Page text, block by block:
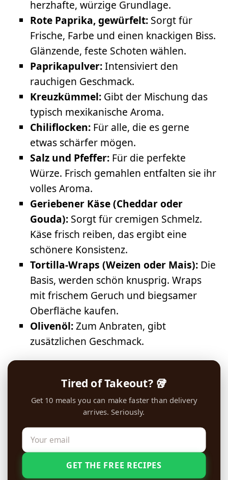
herzhafte, würzige Grundlage.
Rote Paprika, gewürfelt: Sorgt für
Frische, Farbe und einen knackigen Biss.
Glänzende, feste Schoten wählen.
Paprikapulver:Intensiviert den
rauchigen Geschmack.
Kreuzkümmel: Gibt der Mischung das
typisch mexikanische Aroma.
Chiliflocken: Für alle, die es gerne
etwas schärfer mögen.
Salz und Pfeffer: Für die perfekte
Würze. Frisch gemahlen entfalten sie ihr
volles Aroma.
Geriebener Käse (Cheddar oder
Gouda): Sorgt für cremigen Schmelz.
Käse frisch reiben, das ergibt eine
schönere Konsistenz.
Tortilla-Wraps (Weizen oder Mais): Die
Basis, werden schön knusprig. Wraps
mit frischem Geruch und biegsamer
Oberfläche kaufen.
Olivenöl:Zum Anbraten, gibt
zusätzlichen Geschmack.
Tired of Takeout? 🥡
Get 10 meals you can make faster than delivery
arrives. Seriously.
GET THE FREE RECIPES